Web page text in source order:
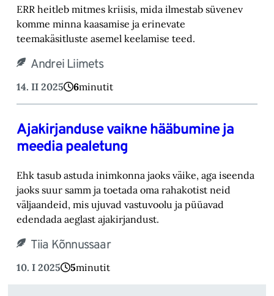
ERR heitleb mitmes kriisis, mida ilmestab süvenev
komme minna kaasamise ja erinevate
teemakäsitluste asemel keelamise teed.
Andrei Liimets
14. II 2025 6minutit
Ajakirjanduse vaikne hääbumine ja
meedia pealetung
Ehk tasub astuda inimkonna jaoks väike, aga iseenda
jaoks suur samm ja toetada oma rahakotist neid
väljaandeid, mis ujuvad vastuvoolu ja püüavad
edendada aeglast ajakirjandust.
Tiia Kõnnussaar
10. I 2025 5minutit